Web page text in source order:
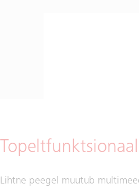
Lihtne peegel muutub